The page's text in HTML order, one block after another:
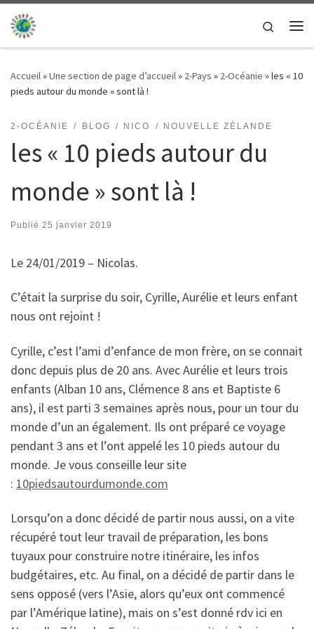
Passer au contenu
Search
Accueil»Une section de page d’accueil» 2-Pays » 2-Océanie »les « 10
pieds autour du monde » sont là !
2-OCÉANIE BLOG NICO NOUVELLE ZÉLANDE
les « 10 pieds autour du
monde » sont là !
Publié 25 janvier 2019
Le 24/01/2019 – Nicolas.
C’était la surprise du soir, Cyrille, Aurélie et leurs enfant
nous ont rejoint !
Cyrille, c’est l’ami d’enfance de mon frère, on se connait
donc depuis plus de 20 ans. Avec Aurélie et leurs trois
enfants (Alban 10 ans, Clémence 8 ans et Baptiste 6
ans), il est parti 3 semaines après nous, pour un tour du
monde d’un an également. Ils ont préparé ce voyage
pendant 3 ans et l’ont appelé les 10 pieds autour du
monde. Je vous conseille leur site
: 10piedsautourdumonde.com
Lorsqu’on a donc décidé de partir nous aussi, on a vite
récupéré tout leur travail de préparation, les bons
tuyaux pour construire notre itinéraire, les infos
budgétaires, etc. Au final, on a décidé de partir dans le
sens opposé (vers l’Asie, alors qu’eux ont commencé
par l’Amérique latine), mais on s’est donné rdv ici en